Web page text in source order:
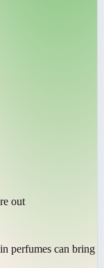
out
perfumes can bring